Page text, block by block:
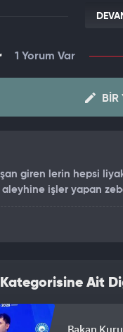
1 Yorum Var
BIR
giren lerin hepsi
işler yapan
Kategorisine Ait
Bakan